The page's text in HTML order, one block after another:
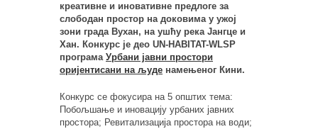
креативне и иновативне предлоге за
слободан простор на доковима у ужој
зони града Вухан, на ушћу река Јангце и
Хан. Конкурс је део UN-HABITAT-WLSP
програма Урбани јавни простори
оријентисани на људе намењеног Кини.
Конкурс се фокусира на 5 општих тема:
Побољшање и иновацију урбаних јавних
простора; Ревитализација простора на води;